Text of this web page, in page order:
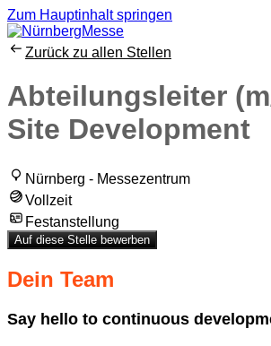
Zum Hauptinhalt springen
Zurück zu allen Stellen
Abteilungsleiter
Site Development
Nürnberg - Messezentrum
Vollzeit
Festanstellung
Auf diese Stelle bewerben
Dein Team
Say hello to continuous